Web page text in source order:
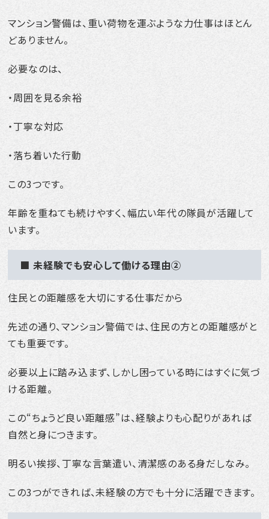
マンション警備は、重い荷物を運ぶような力仕事はほとん
どありません。
必要なのは、
・周囲を見る余裕
・丁寧な対応
・落ち着いた行動
この3つです。
年齢を重ねても続けやすく、幅広い年代の隊員が活躍して
います。
■ 未経験でも安心して働ける理由②
住民との距離感を大切にする仕事だから
先述の通り、マンション警備では、住民の方との距離感がと
ても重要です。
必要以上に踏み込まず、しかし困っている時にはすぐに気づ
ける距離。
この“ちょうど良い距離感”は、経験よりも心配りがあれば
自然と身につきます。
明るい挨拶、丁寧な言葉遣い、清潔感のある身だしなみ。
この3つができれば、未経験の方でも十分に活躍できます。